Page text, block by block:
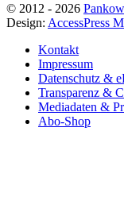
© 2012 - 2026
Design: AccessPress
Kontakt
Impressum
Datenschutz &
Transparenz &
Mediadaten &
Abo-Shop